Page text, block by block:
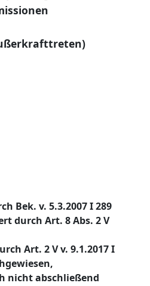
Bek. v. 5.3.2007 I 289
durch Art. 8 Abs. 2 V
Art. 2 V v. 9.1.2017 I
nicht abschließend